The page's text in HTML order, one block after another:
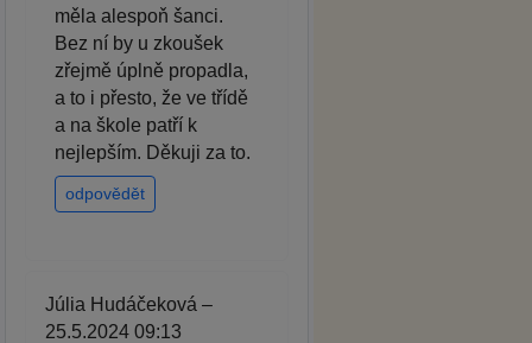
měla alespoň šanci.
Bez ní by u zkoušek
zřejmě úplně propadla,
a to i přesto, že ve třídě
a na škole patří k
nejlepším. Děkuji za to.
odpovědět
Júlia Hudáčeková –
25.5.2024 09:13